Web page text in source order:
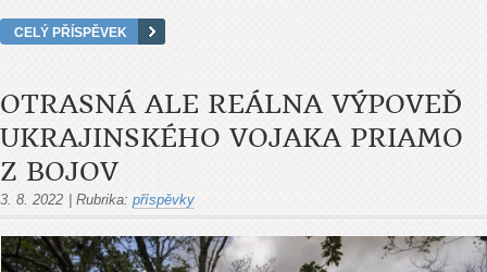
CELÝ PŘÍSPĚVEK
OTRASNÁ ALE REÁLNA VÝPOVEĎ
UKRAJINSKÉHO VOJAKA PRIAMO
Z BOJOV
3. 8. 2022 | Rubrika: příspěvky